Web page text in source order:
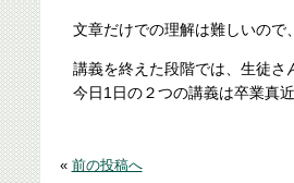
文章だけでの理解は難しいので
講義を終えた段階では、生徒さ
今日1日の２つの講義は卒業真
« 前の投稿へ